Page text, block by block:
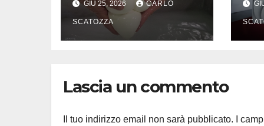
nasce l’oro bianco
del sud
GIU 25, 2026 CARLO
SCATOZZA
Lascia un commento
Il tuo indirizzo email non sarà pubblicato. I